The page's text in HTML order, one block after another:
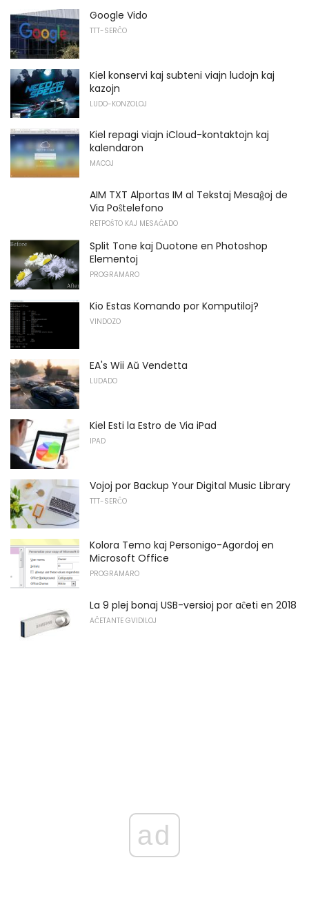
Google Vido
TTT-SERĈO
Kiel konservi kaj subteni viajn ludojn kaj
kazojn
LUDO-KONZOLOJ
Kiel repagi viajn iCloud-kontaktojn kaj
kalendaron
MACOJ
AIM TXT Alportas IM al Tekstaj Mesaĝoj de
Via Poŝtelefono
RETPOŜTO KAJ MESAĜADO
Split Tone kaj Duotone en Photoshop
Elementoj
PROGRAMARO
Kio Estas Komando por Komputiloj?
VINDOZO
EA's Wii Aŭ Vendetta
LUDADO
Kiel Esti la Estro de Via iPad
IPAD
Vojoj por Backup Your Digital Music Library
TTT-SERĈO
Kolora Temo kaj Personigo-Agordoj en
Microsoft Office
PROGRAMARO
La 9 plej bonaj USB-versioj por aĉeti en 2018
AĈETANTE GVIDILOJ
ad